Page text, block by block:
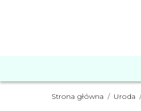
Strona główna / Uroda